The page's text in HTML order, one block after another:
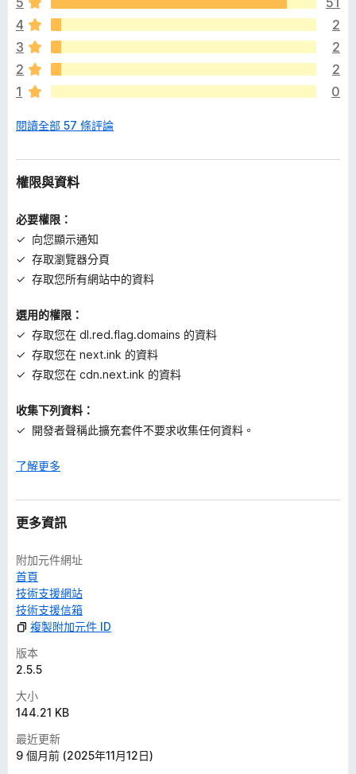
沒
有
評
分
4
2
3
2
2
2
1
0
閱讀全部 57 條評論
權限與資料
必要權限：
向您顯示通知
存取瀏覽器分頁
存取您所有網站中的資料
選用的權限：
存取您在 dl.red.flag.domains 的資料
存取您在 next.ink 的資料
存取您在 cdn.next.ink 的資料
收集下列資料：
開發者聲稱此擴充套件不要求收集任何資料。
了解更多
更多資訊
附加元件網址
首頁
技術支援網站
技術支援信箱
複製附加元件 ID
版本
2.5.5
大小
144.21 KB
最近更新
9 個月前 (2025年11月12日)